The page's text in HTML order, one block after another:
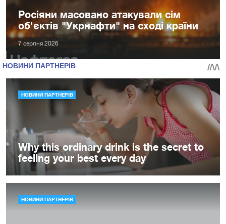
Росіяни масовано атакували сім
об'єктів "Укрнафти" на сході країни
7 серпня 2026